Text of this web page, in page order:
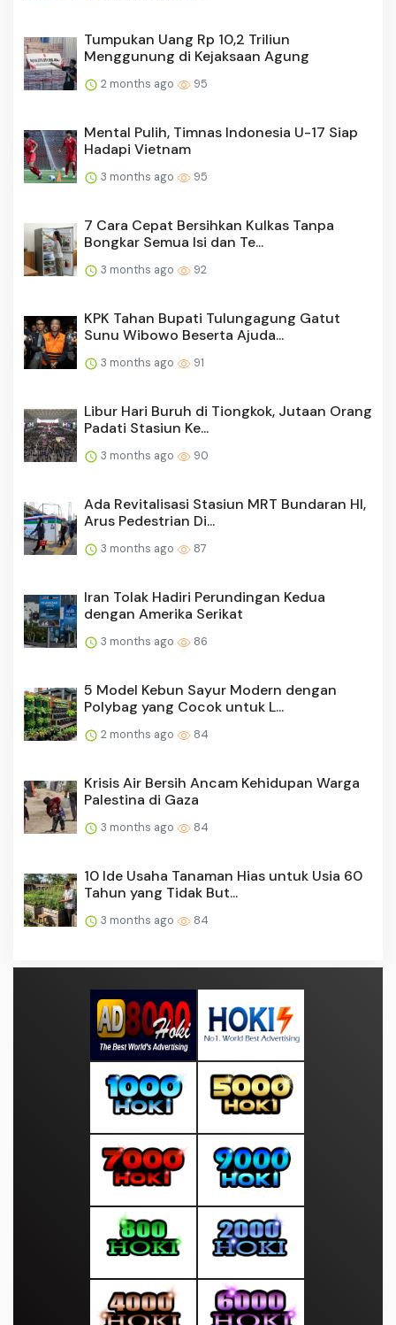
Tumpukan Uang Rp 10,2 Triliun
Menggunung di Kejaksaan Agung
2 months ago 95
Mental Pulih, Timnas Indonesia U-17 Siap
Hadapi Vietnam
3 months ago 95
7 Cara Cepat Bersihkan Kulkas Tanpa
Bongkar Semua Isi dan Te...
3 months ago 92
KPK Tahan Bupati Tulungagung Gatut
Sunu Wibowo Beserta Ajuda...
3 months ago 91
Libur Hari Buruh di Tiongkok, Jutaan Orang
Padati Stasiun Ke...
3 months ago 90
Ada Revitalisasi Stasiun MRT Bundaran HI,
Arus Pedestrian Di...
3 months ago 87
Iran Tolak Hadiri Perundingan Kedua
dengan Amerika Serikat
3 months ago 86
5 Model Kebun Sayur Modern dengan
Polybag yang Cocok untuk L...
2 months ago 84
Krisis Air Bersih Ancam Kehidupan Warga
Palestina di Gaza
3 months ago 84
10 Ide Usaha Tanaman Hias untuk Usia 60
Tahun yang Tidak But...
3 months ago 84